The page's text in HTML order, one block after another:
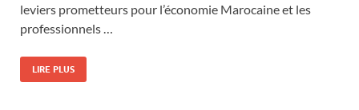
leviers prometteurs pour l’économie Marocaine et les
professionnels …
LIRE PLUS